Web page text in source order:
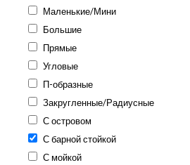
Маленькие/Мини
Большие
Прямые
Угловые
П-образные
Закругленные/Радиусные
С островом
С барной стойкой
С мойкой